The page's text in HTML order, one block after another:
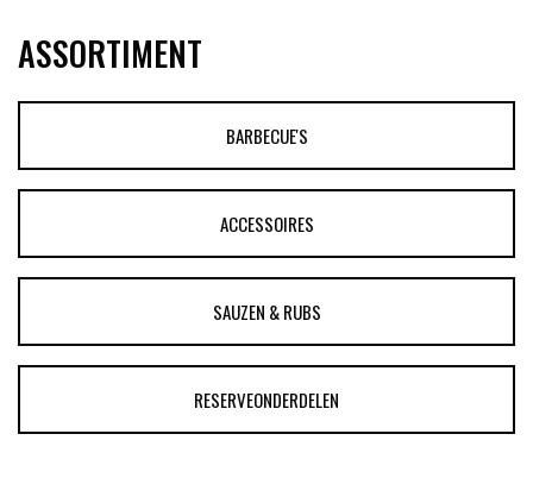
ASSORTIMENT
BARBECUE'S
ACCESSOIRES
SAUZEN & RUBS
RESERVEONDERDELEN